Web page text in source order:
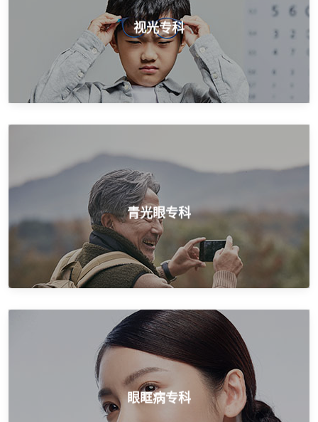
视光专科
视光专科
权威医学验光配镜，配镜正规医院
青光眼专科
青光眼专科
针对不同类型青光眼，量身打造个性化治疗
眼眶病专科
眼眶病专科
眼部整形、眼眶肿瘤